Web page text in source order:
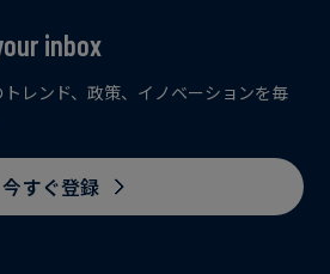
inbox
レンド、政策、イノベーションを毎
今すぐ登録